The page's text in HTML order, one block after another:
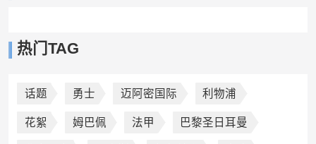
热门TAG
话题 勇士 迈阿密国际 利物浦
花絮 姆巴佩 法甲 巴黎圣日耳曼